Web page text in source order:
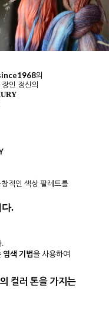
의
인 정신의
적인 색상 팔레트를
.
.
염색 기법을 사용하여
컬러 톤을 가지는